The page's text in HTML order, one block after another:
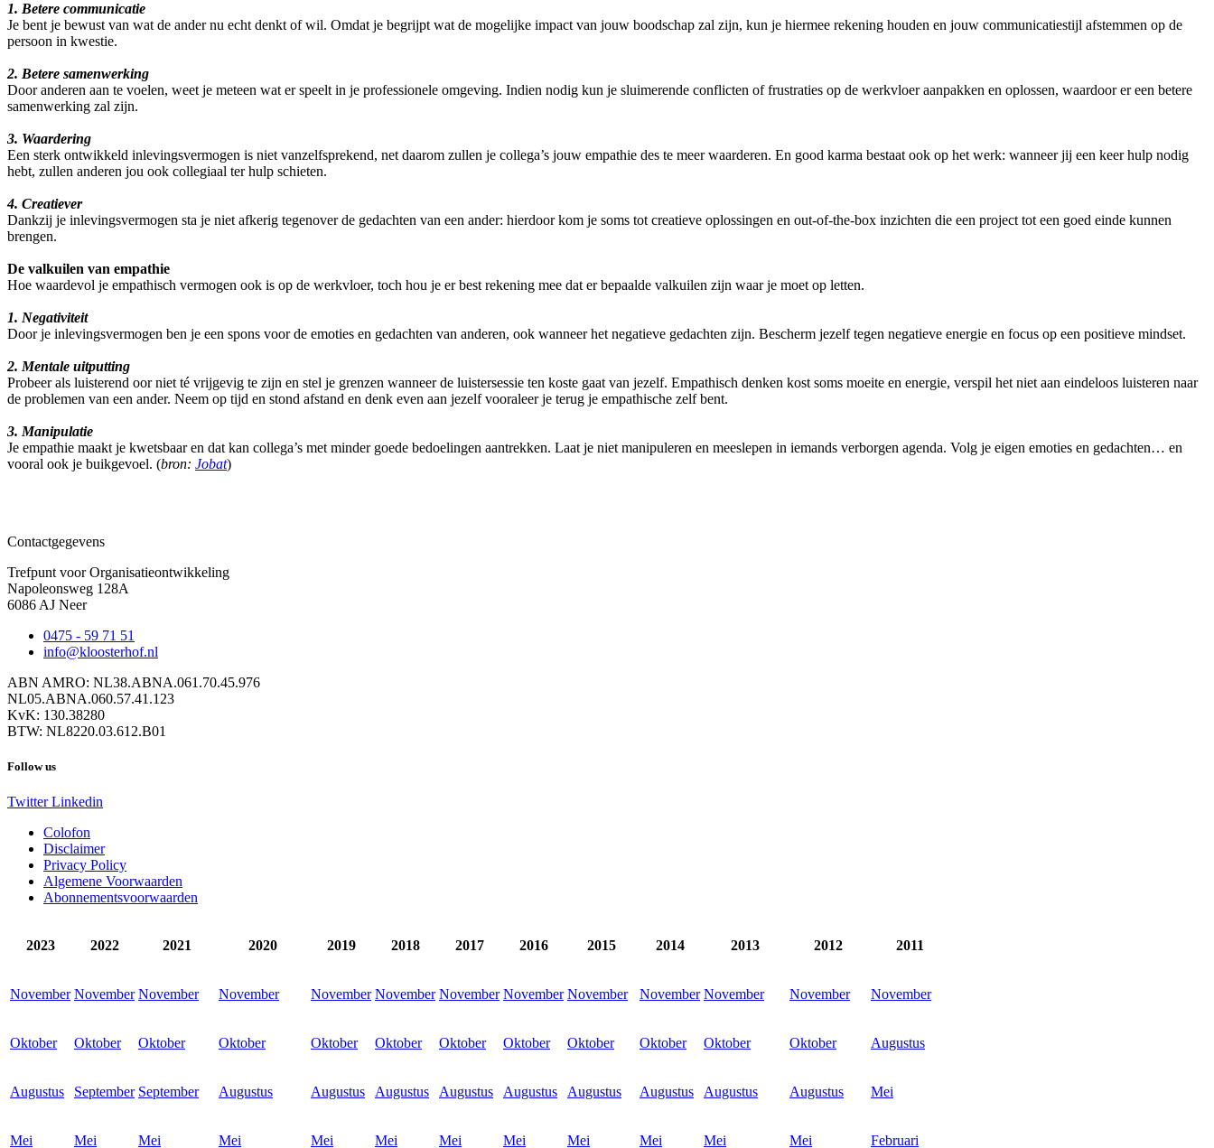
1. Betere communicatie
Je bent je bewust van wat de ander nu echt denkt of wil. Omdat je begrijpt wat de mogelijke impact van jouw boodschap zal zijn, kun je hiermee rekening houden en jouw communicatiestijl afstemmen op de
persoon in kwestie.
2. Betere samenwerking
Door anderen aan te voelen, weet je meteen wat er speelt in je professionele omgeving. Indien nodig kun je sluimerende conflicten of frustraties op de werkvloer aanpakken en oplossen, waardoor er een betere
samenwerking zal zijn.
3. Waardering
Een sterk ontwikkeld inlevingsvermogen is niet vanzelfsprekend, net daarom zullen je collega’s jouw empathie des te meer waarderen. En good karma bestaat ook op het werk: wanneer jij een keer hulp nodig
hebt, zullen anderen jou ook collegiaal ter hulp schieten.
4. Creatiever
Dankzij je inlevingsvermogen sta je niet afkerig tegenover de gedachten van een ander: hierdoor kom je soms tot creatieve oplossingen en out-of-the-box inzichten die een project tot een goed einde kunnen
brengen.
De valkuilen van empathie
Hoe waardevol je empathisch vermogen ook is op de werkvloer, toch hou je er best rekening mee dat er bepaalde valkuilen zijn waar je moet op letten.
1. Negativiteit
Door je inlevingsvermogen ben je een spons voor de emoties en gedachten van anderen, ook wanneer het negatieve gedachten zijn. Bescherm jezelf tegen negatieve energie en focus op een positieve mindset.
2. Mentale uitputting
Probeer als luisterend oor niet té vrijgevig te zijn en stel je grenzen wanneer de luistersessie ten koste gaat van jezelf. Empathisch denken kost soms moeite en energie, verspil het niet aan eindeloos luisteren naar
de problemen van een ander. Neem op tijd en stond afstand en denk even aan jezelf vooraleer je terug je empathische zelf bent.
3. Manipulatie
Je empathie maakt je kwetsbaar en dat kan collega’s met minder goede bedoelingen aantrekken. Laat je niet manipuleren en meeslepen in iemands verborgen agenda. Volg je eigen emoties en gedachten… en
vooral ook je buikgevoel. (bron: Jobat)
Contactgegevens
Trefpunt voor Organisatieontwikkeling
Napoleonsweg 128A
6086 AJ Neer
0475 - 59 71 51
info@kloosterhof.nl
ABN AMRO: NL38.ABNA.061.70.45.976
NL05.ABNA.060.57.41.123
KvK: 130.38280
BTW: NL8220.03.612.B01
Follow us
Twitter Linkedin
Colofon
Disclaimer
Privacy Policy
Algemene Voorwaarden
Abonnementsvoorwaarden
2023 2022 2021 2020 2019 2018 2017 2016 2015 2014 2013 2012 2011
November November November November November November November November November November November November November
Oktober Oktober Oktober Oktober Oktober Oktober Oktober Oktober Oktober Oktober Oktober Oktober Augustus
Augustus September September Augustus Augustus Augustus Augustus Augustus Augustus Augustus Augustus Augustus Mei
Mei Mei Mei Mei Mei Mei Mei Mei Mei Mei Mei Mei Februari